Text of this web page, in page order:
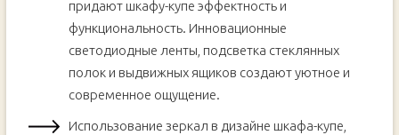
придают шкафу-купе эффектность и
функциональность. Инновационные
светодиодные ленты, подсветка стеклянных
полок и выдвижных ящиков создают уютное и
современное ощущение.
Использование зеркал в дизайне шкафа-купе,